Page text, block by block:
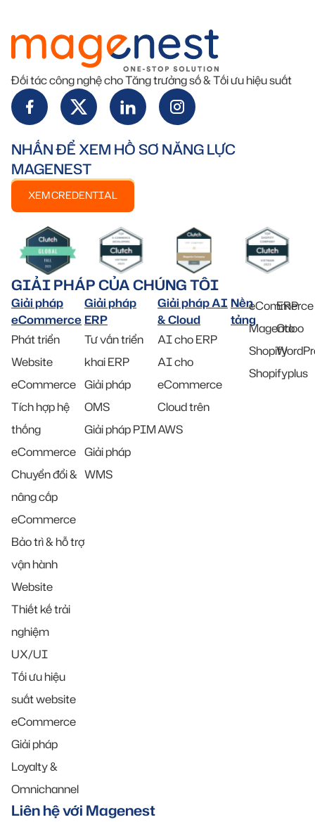
Đối tác công nghệ cho Tăng trưởng số & Tối ưu hiệu suất
NHẤN ĐỂ XEM HỒ SƠ NĂNG LỰC
MAGENEST
XEM CREDENTIAL
GIẢI PHÁP CỦA CHÚNG TÔI
Giải pháp
eCommerce
Phát triển
Website
eCommerce
Tích hợp hệ
thống
eCommerce
Chuyển đổi &
nâng cấp
eCommerce
Bảo trì & hỗ trợ
vận hành
Website
Thiết kế trải
nghiệm
UX/UI
Tối ưu hiệu
suất website
eCommerce
Giải pháp
Loyalty &
Omnichannel
Giải pháp
ERP
Tư vấn triển
khai ERP
Giải pháp
OMS
Giải pháp PIM
Giải pháp
WMS
Giải pháp AI
& Cloud
AI cho ERP
AI cho
eCommerce
Cloud trên
AWS
Nền
tảng
eCommerce
Magento
Shopify
Shopifyplus
ERP
Odoo
Liên hệ với Magenest